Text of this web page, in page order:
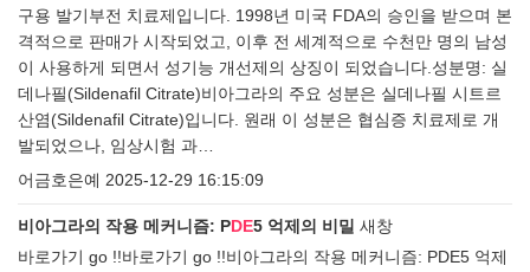
구용 발기부전 치료제입니다. 1998년 미국 FDA의 승인을 받으며 본
격적으로 판매가 시작되었고, 이후 전 세계적으로 수천만 명의 남성
이 사용하게 되면서 성기능 개선제의 상징이 되었습니다.성분명: 실
데나필(Sildenafil Citrate)비아그라의 주요 성분은 실데나필 시트르
산염(Sildenafil Citrate)입니다. 원래 이 성분은 협심증 치료제로 개
발되었으나, 임상시험 과…
어금호은예 2025-12-29 16:15:09
비아그라의 작용 메커니즘: PDE5 억제의 비밀 새창
바로가기 go !!바로가기 go !!비아그라의 작용 메커니즘: PDE5 억제